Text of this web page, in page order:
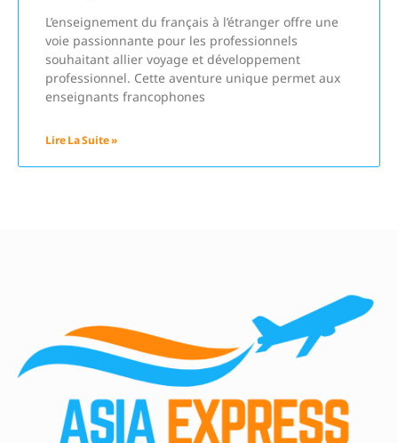
L’enseignement du français à l’étranger offre une
voie passionnante pour les professionnels
souhaitant allier voyage et développement
professionnel. Cette aventure unique permet aux
enseignants francophones
Lire La Suite »